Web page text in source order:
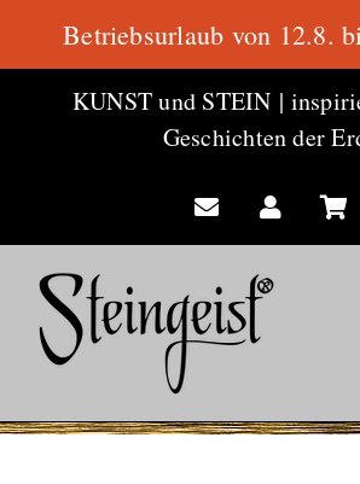
KUNST und STEIN |
Geschichten der
Betriebsurlaub von 12.8.